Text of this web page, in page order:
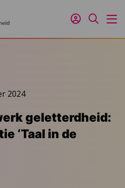
Inloggen
Zoeken
2024
geletterdheid:
‘Taal in de